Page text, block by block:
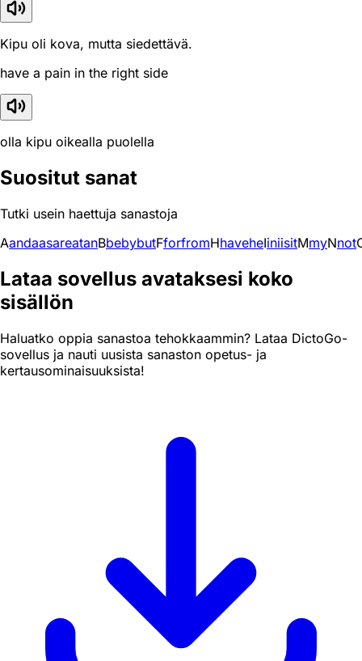
Kipu oli kova, mutta siedettävä.
have a pain in the right side
olla kipu oikealla puolella
Suositut sanat
Tutki usein haettuja sanastoja
AandaasareatanBbebybutFforfromHhaveheIiniisitMmyNnot
Lataa sovellus avataksesi koko
sisällön
Haluatko oppia sanastoa tehokkaammin? Lataa DictoGo-
sovellus ja nauti uusista sanaston opetus- ja
kertausominaisuuksista!